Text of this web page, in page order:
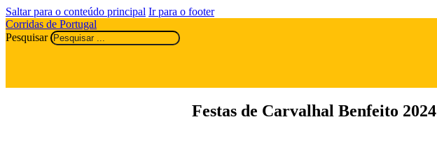
Saltar para o conteúdo principal Ir para o footer
Corridas de Portugal
Pesquisar
Festas de Carvalhal Benfeito 2024